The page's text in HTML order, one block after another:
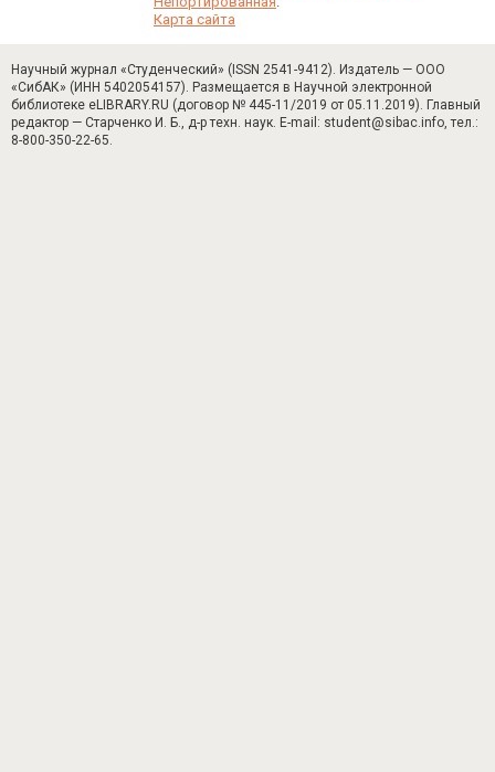
Карта сайта
Научный журнал «Студенческий» (ISSN 2541-9412). Издатель — ООО
«СибАК» (ИНН 5402054157). Размещается в Научной электронной
библиотеке eLIBRARY.RU (договор № 445-11/2019 от 05.11.2019). Главный
редактор — Старченко И. Б., д-р техн. наук. E-mail: student@sibac.info, тел.:
8-800-350-22-65.